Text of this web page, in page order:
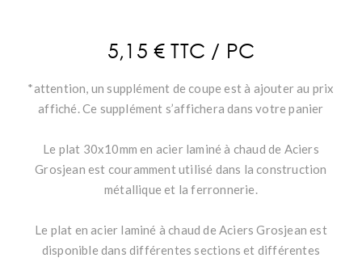
5,15 € TTC / PC
*attention, un supplément de coupe est à ajouter au prix
affiché. Ce supplément s’affichera dans votre panier
Le plat 30x10mm en acier laminé à chaud de Aciers
Grosjean est couramment utilisé dans la construction
métallique et la ferronnerie.
Le plat en acier laminé à chaud de Aciers Grosjean est
disponible dans différentes sections et différentes